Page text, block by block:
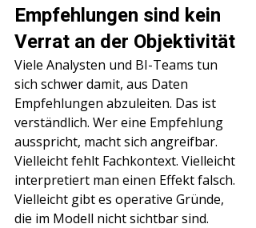
Empfehlungen sind kein
Verrat an der Objektivität
Viele Analysten und BI-Teams tun
sich schwer damit, aus Daten
Empfehlungen abzuleiten. Das ist
verständlich. Wer eine Empfehlung
ausspricht, macht sich angreifbar.
Vielleicht fehlt Fachkontext. Vielleicht
interpretiert man einen Effekt falsch.
Vielleicht gibt es operative Gründe,
die im Modell nicht sichtbar sind.